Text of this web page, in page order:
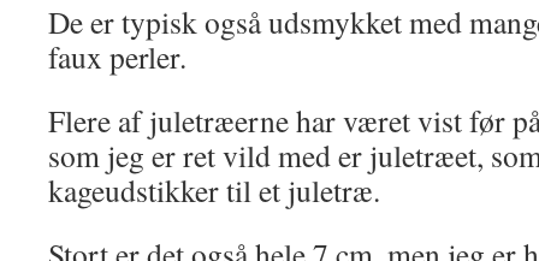
De er typisk også udsmykket med
faux perler.
Flere af juletræerne har været vist før
som jeg er ret vild med er juletræet,
kageudstikker til et juletræ.